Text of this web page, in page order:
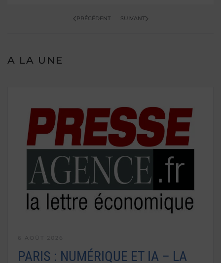
PRÉCÉDENT SUIVANT
A LA UNE
PARIS : NUMÉRIQUE ET IA – LA